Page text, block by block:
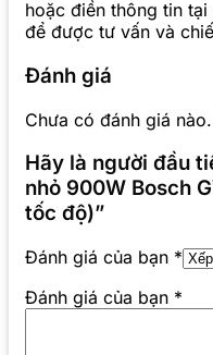
hoặc điền thông tin tại
để được tư vấn và
Đánh giá
Chưa có đánh giá nào.
Hãy là người đầu
nhỏ 900W Bosch
tốc độ)”
Đánh giá của bạn *
Đánh giá của bạn *